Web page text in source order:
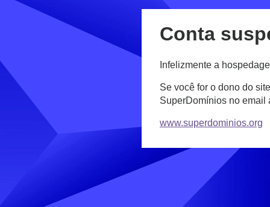
Conta
Infelizmente a
Se você for o dono do
SuperDomínios no email
www.superdominios.org